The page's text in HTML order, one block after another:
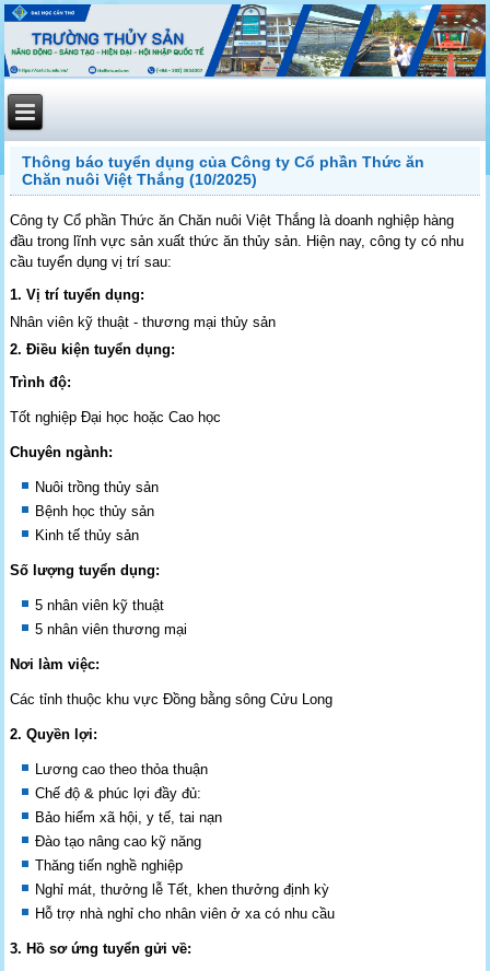
Thông báo tuyển dụng của Công ty Cổ phần Thức ăn
Chăn nuôi Việt Thắng (10/2025)
Công ty Cổ phần Thức ăn Chăn nuôi Việt Thắng là doanh nghiệp hàng
đầu trong lĩnh vực sản xuất thức ăn thủy sản. Hiện nay, công ty có nhu
cầu tuyển dụng vị trí sau:
1. Vị trí tuyển dụng:
Nhân viên kỹ thuật - thương mại thủy sản
2. Điều kiện tuyển dụng:
Trình độ:
Tốt nghiệp Đại học hoặc Cao học
Chuyên ngành:
Nuôi trồng thủy sản
Bệnh học thủy sản
Kinh tế thủy sản
Số lượng tuyển dụng:
5 nhân viên kỹ thuật
5 nhân viên thương mại
Nơi làm việc:
Các tỉnh thuộc khu vực Đồng bằng sông Cửu Long
2. Quyền lợi:
Lương cao theo thỏa thuận
Chế độ & phúc lợi đầy đủ:
Bảo hiểm xã hội, y tế, tai nạn
Đào tạo nâng cao kỹ năng
Thăng tiến nghề nghiệp
Nghỉ mát, thưởng lễ Tết, khen thưởng định kỳ
Hỗ trợ nhà nghỉ cho nhân viên ở xa có nhu cầu
3. Hồ sơ ứng tuyển gửi về: